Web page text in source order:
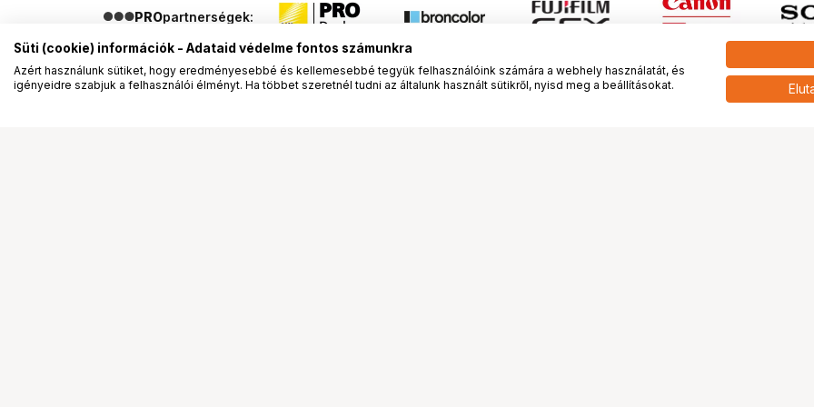
PROpartnerségek:
Süti (cookie) információk - Adataid védelme fontos számunkra
Azért használunk sütiket, hogy eredményesebbé és kellemesebbé tegyük felhasználóink számára a webhely használatát, és
igényeidre szabjuk a felhasználói élményt. Ha többet szeretnél tudni az általunk használt sütikről, nyisd meg a beállításokat.